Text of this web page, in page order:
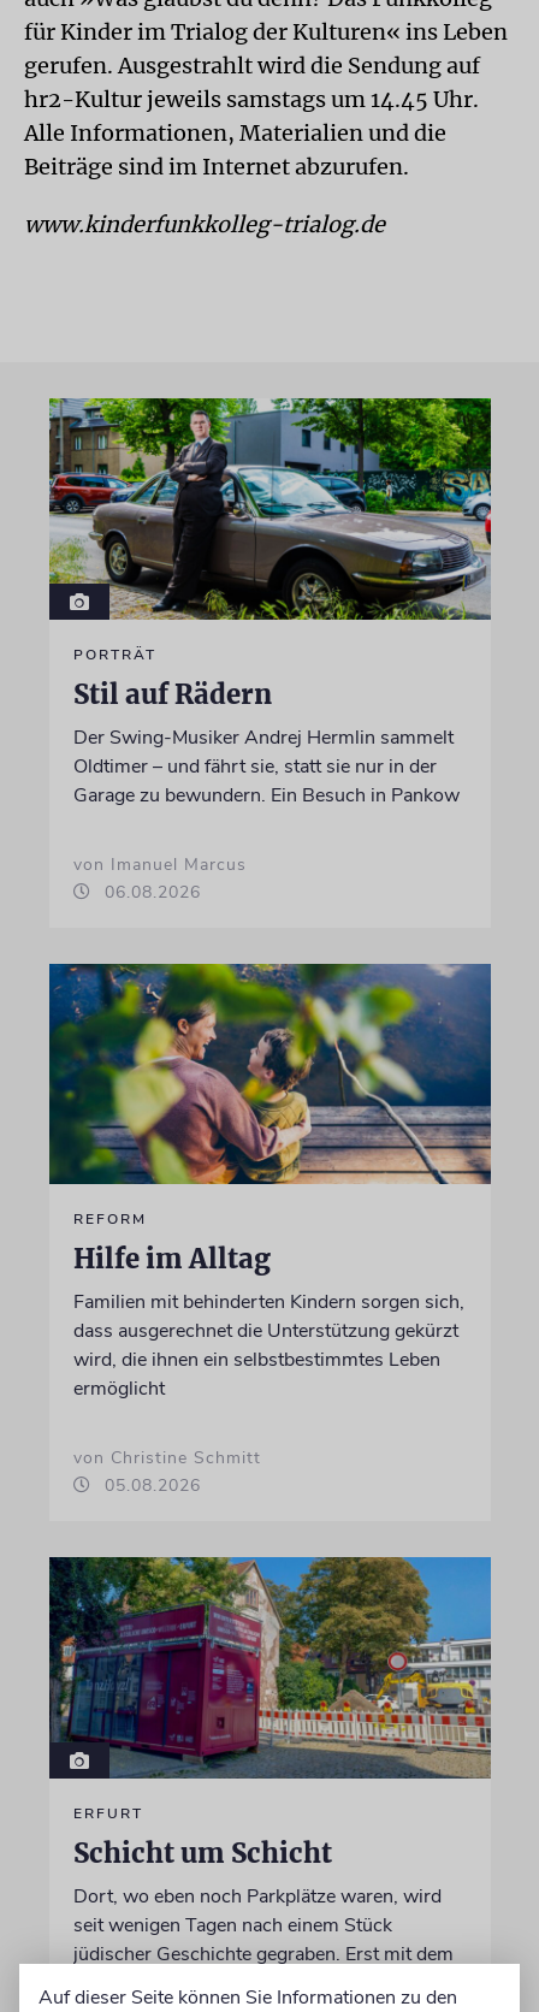
für Kinder im Trialog der Kulturen« ins Leben
gerufen. Ausgestrahlt wird die Sendung auf
hr2-Kultur jeweils samstags um 14.45 Uhr.
Alle Informationen, Materialien und die
Beiträge sind im Internet abzurufen.
www.kinderfunkkolleg-trialog.de
PORTRÄT
Stil auf Rädern
Der Swing-Musiker Andrej Hermlin sammelt
Oldtimer – und fährt sie, statt sie nur in der
Garage zu bewundern. Ein Besuch in Pankow
von Imanuel Marcus
06.08.2026
REFORM
Hilfe im Alltag
Familien mit behinderten Kindern sorgen sich,
dass ausgerechnet die Unterstützung gekürzt
wird, die ihnen ein selbstbestimmtes Leben
ermöglicht
von Christine Schmitt
05.08.2026
ERFURT
Schicht um Schicht
Dort, wo eben noch Parkplätze waren, wird
seit wenigen Tagen nach einem Stück
jüdischer Geschichte gegraben. Erst mit dem
Auf dieser Seite können Sie Informationen zu den